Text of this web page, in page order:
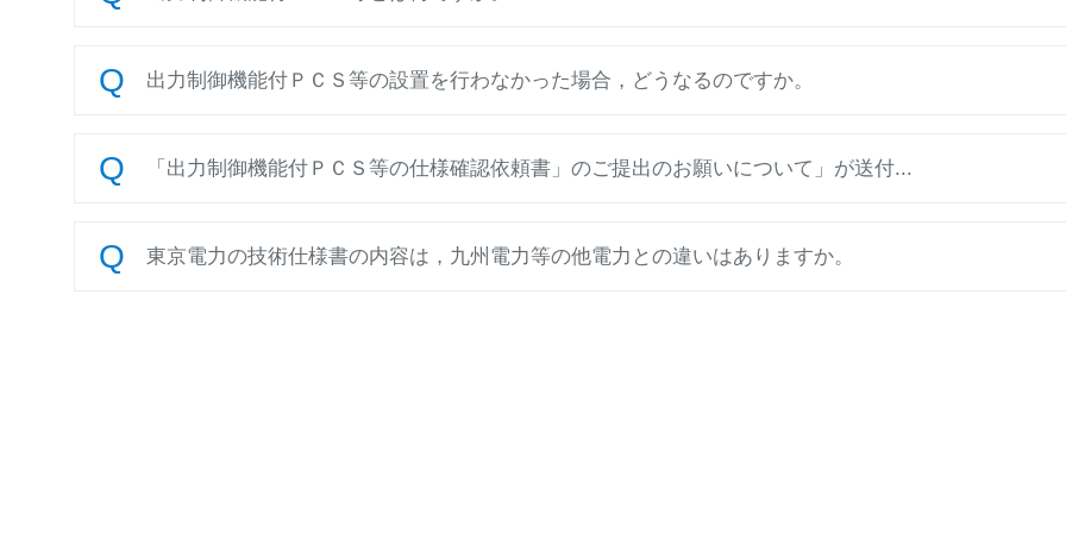
出力制御機能付ＰＣＳ等の設置を行わなかった場合，どうなるのですか。
「出力制御機能付ＰＣＳ等の仕様確認依頼書」のご提出のお願いについて」が送付...
東京電力の技術仕様書の内容は，九州電力等の他電力との違いはありますか。